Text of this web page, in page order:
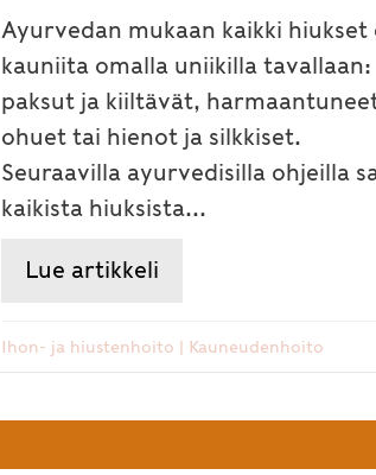
Ayurvedan mukaan kaikki hiukset
kauniita omalla uniikilla tavallaan:
paksut ja kiiltävät,
ohuet tai hienot ja silkkiset.
Seuraavilla ayurvedisilla ohjeilla
kaikista hiuksista...
Lue artikkeli
Ihon- ja hiustenhoito | Kauneudenhoito